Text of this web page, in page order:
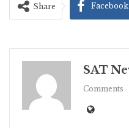
Share Facebook
SAT
Comments